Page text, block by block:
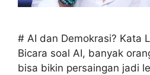
# AI dan Demokrasi? Kata
Bicara soal AI, banyak
bisa bikin persaingan jadi